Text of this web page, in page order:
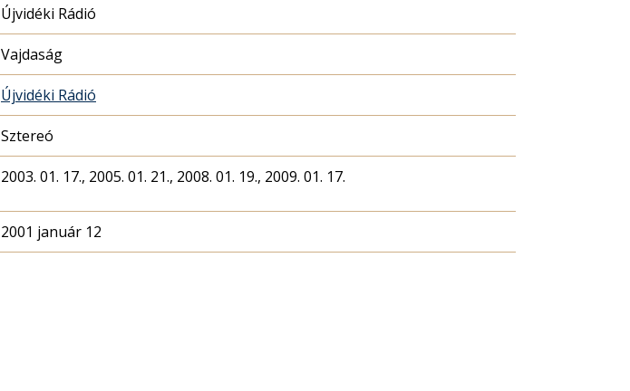
Újvidéki Rádió
Vajdaság
Újvidéki Rádió
Sztereó
2003. 01. 17., 2005. 01. 21., 2008. 01. 19., 2009. 01. 17.
2001 január 12